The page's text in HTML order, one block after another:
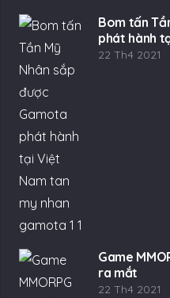
Bom tấn
phát hành
22 Th4 2021
Game
ra mắt
22 Th4 2021